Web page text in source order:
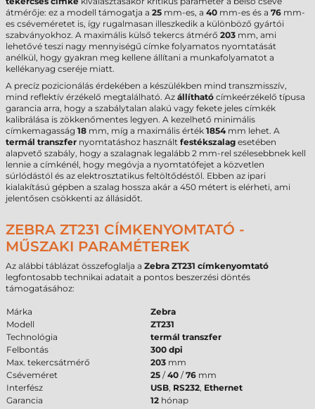
átmérője: ez a modell támogatja a 25 mm-es, a 40 mm-es és a 76 mm-
es cséveméretet is, így rugalmasan illeszkedik a különböző gyártói
szabványokhoz. A maximális külső tekercs átmérő 203 mm, ami
lehetővé teszi nagy mennyiségű címke folyamatos nyomtatását
anélkül, hogy gyakran meg kellene állítani a munkafolyamatot a
kellékanyag cseréje miatt.
A precíz pozicionálás érdekében a készülékben mind transzmisszív,
mind reflektív érzékelő megtalálható. Az állítható címkeérzékelő típusa
garancia arra, hogy a szabálytalan alakú vagy fekete jeles címkék
kalibrálása is zökkenőmentes legyen. A kezelhető minimális
címkemagasság 18 mm, míg a maximális érték 1854mm lehet. A
termál transzfer nyomtatáshoz használt festékszalag esetében
alapvető szabály, hogy a szalagnak legalább 2 mm-rel szélesebbnek kell
lennie a címkénél, hogy megóvja a nyomtatófejet a közvetlen
súrlódástól és az elektrosztatikus feltöltődéstől. Ebben az ipari
kialakítású gépben a szalag hossza akár a 450 métert is elérheti, ami
jelentősen csökkenti az állásidőt.
ZEBRA ZT231 CÍMKENYOMTATÓ -
MŰSZAKI PARAMÉTEREK
Az alábbi táblázat összefoglalja a Zebra ZT231 címkenyomtató
legfontosabb technikai adatait a pontos beszerzési döntés
támogatásához:
Márka
Zebra
Modell
ZT231
Technológia
termál transzfer
Felbontás
300 dpi
Max. tekercsátmérő
203 mm
Cséveméret
25 /40 /76 mm
Interfész
USB, RS232, Ethernet
Garancia
12 hónap